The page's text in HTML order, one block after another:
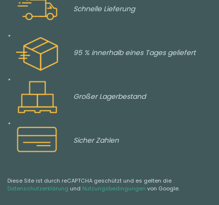
Schnelle Lieferung
95 % innerhalb eines Tages geliefert
Großer Lagerbestand
Sicher Zahlen
Diese Site ist durch reCAPTCHA geschützt und es gelten die
Datenschutzerklärung und Nutzungsbedingungen von Google.